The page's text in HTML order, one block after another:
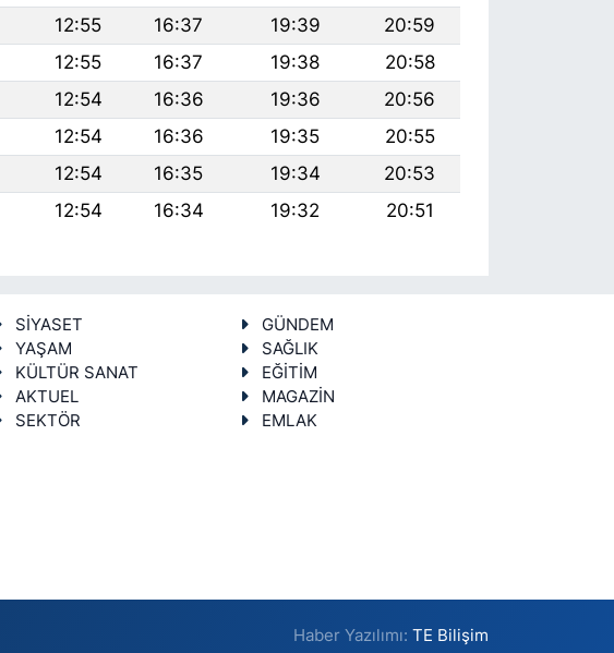
12:55 16:37 19:39
20:59
12:55 16:37 19:38
20:58
12:54 16:36 19:36
20:56
12:54 16:36 19:35
20:55
12:54 16:35 19:34
20:53
12:54 16:34 19:32 20:51
SİYASET
GÜNDEM
YAŞAM
SAĞLIK
KÜLTÜR SANAT
EĞİTİM
AKTUEL
MAGAZİN
SEKTÖR
EMLAK
Haber Yazılımı:TE Bilişim